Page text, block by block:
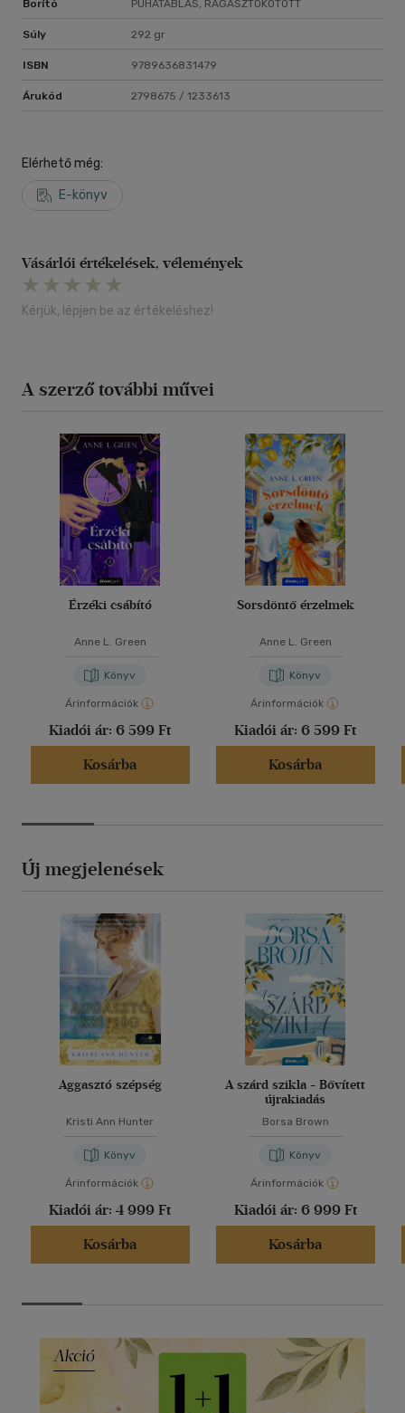
Borító PUHATÁBLÁS, RAGASZTÓKÖTÖTT
Súly 292 gr
ISBN 9789636831479
Árukód 2798675 / 1233613
Elérhető még:
E-könyv
Vásárlói értékelések, vélemények
Kérjük, lépjen be az értékeléshez!
A szerző további művei
Érzéki csábító
Anne L. Green
Könyv
Árinformációk
Kiadói ár: 6 599 Ft
Kosárba
Sorsdöntő érzelmek
Anne L. Green
Könyv
Árinformációk
Kiadói ár: 6 599 Ft
Kosárba
Új megjelenések
Aggasztó szépség
Kristi Ann Hunter
Könyv
Árinformációk
Kiadói ár: 4 999 Ft
Kosárba
A szárd szikla - Bővített
újrakiadás
Borsa Brown
Könyv
Árinformációk
Kiadói ár: 6 999 Ft
Kosárba